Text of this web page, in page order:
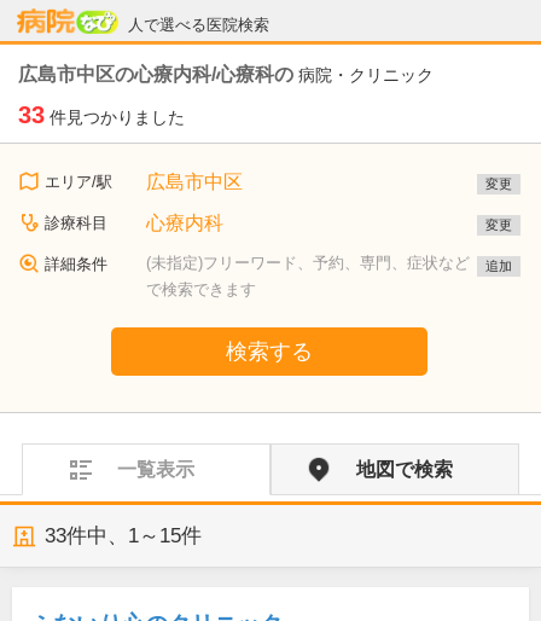
人で選べる医院検索
病院なび
広島市中区の心療内科/心療科の 病院・クリニック
33 件見つかりました
エリア/駅 広島市中区 変更
診療科目 心療内科 変更
詳細条件
(未指定)フリーワード、予約、専門、症状など
で検索できます
追加
検索する
一覧表示 地図で検索
33件中、 1～15件